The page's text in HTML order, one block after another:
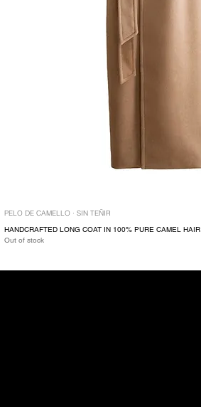
PELO DE CAMELLO · SIN TEÑIR
HANDCRAFTED LONG COAT IN 100% PURE CAMEL HAIR
Out of stock